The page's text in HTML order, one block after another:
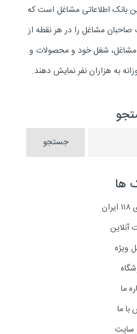
بانک اطلاعاتی مشاغل است که
مشاغل را در هر نقطه از
مشاغل، شغل خود و محصولات و
به هزاران نفر نمایش دهند.
ها
ویژه
ما
ما
سایت